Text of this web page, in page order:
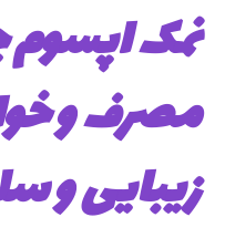
نمک
مصرف و
زیبایی و